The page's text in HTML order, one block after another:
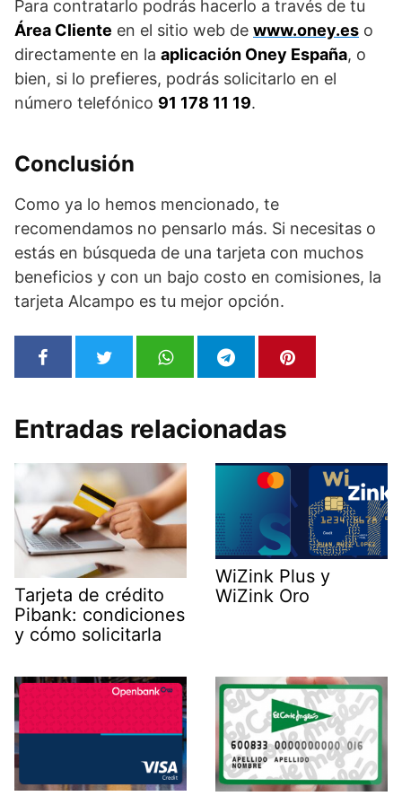
Para contratarlo podrás hacerlo a través de tu
Área Cliente en el sitio web de www.oney.es o
directamente en la aplicación Oney España, o
bien, si lo prefieres, podrás solicitarlo en el
número telefónico 91 178 11 19.
Conclusión
Como ya lo hemos mencionado, te
recomendamos no pensarlo más. Si necesitas o
estás en búsqueda de una tarjeta con muchos
beneficios y con un bajo costo en comisiones, la
tarjeta Alcampo es tu mejor opción.
Entradas relacionadas
Tarjeta de crédito
Pibank: condiciones
y cómo solicitarla
WiZink Plus y
WiZink Oro